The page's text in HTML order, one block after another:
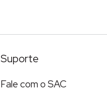
Suporte
Fale com o SAC